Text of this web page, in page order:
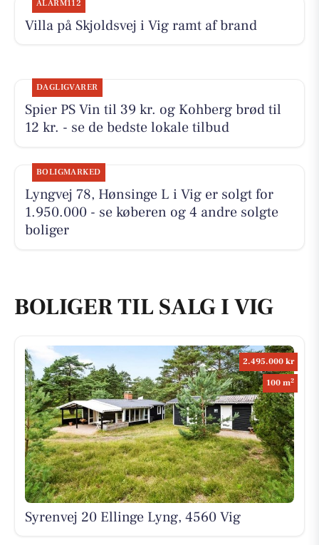
ALARM112
Villa på Skjoldsvej i Vig ramt af brand
DAGLIGVARER
Spier PS Vin til 39 kr. og Kohberg brød til
12 kr. - se de bedste lokale tilbud
BOLIGMARKED
Lyngvej 78, Hønsinge L i Vig er solgt for
1.950.000 - se køberen og 4 andre solgte
boliger
BOLIGER TIL SALG I VIG
2.495.000 kr
100 m2
Syrenvej 20 Ellinge Lyng, 4560 Vig